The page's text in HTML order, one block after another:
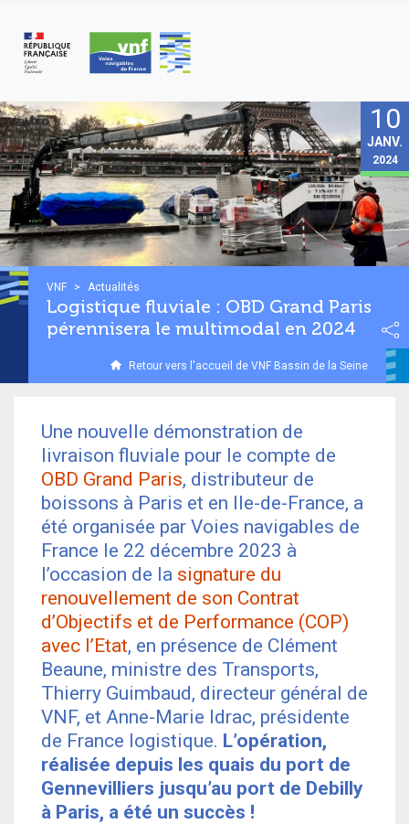
10
JANV.
2024
VNF > Actualités
Logistique fluviale : OBD Grand Paris
pérennisera le multimodal en 2024
Retour vers l'accueil de VNF Bassin de la Seine
Une nouvelle démonstration de
livraison fluviale pour le compte de
OBD Grand Paris, distributeur de
boissons à Paris et en Ile-de-France, a
été organisée par Voies navigables de
France le 22 décembre 2023 à
l’occasion de la signature du
renouvellement de son Contrat
d’Objectifs et de Performance (COP)
avec l’Etat, en présence de Clément
Beaune, ministre des Transports,
Thierry Guimbaud, directeur général de
VNF, et Anne-Marie Idrac, présidente
de France logistique. L’opération,
réalisée depuis les quais du port de
Gennevilliers jusqu’au port de Debilly
à Paris, a été un succès !